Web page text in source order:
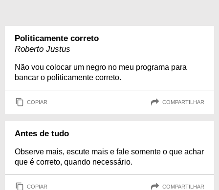
Politicamente correto
Roberto Justus
Não vou colocar um negro no meu programa para
bancar o politicamente correto.
COPIAR COMPARTILHAR
Antes de tudo
Observe mais, escute mais e fale somente o que achar
que é correto, quando necessário.
COPIAR COMPARTILHAR